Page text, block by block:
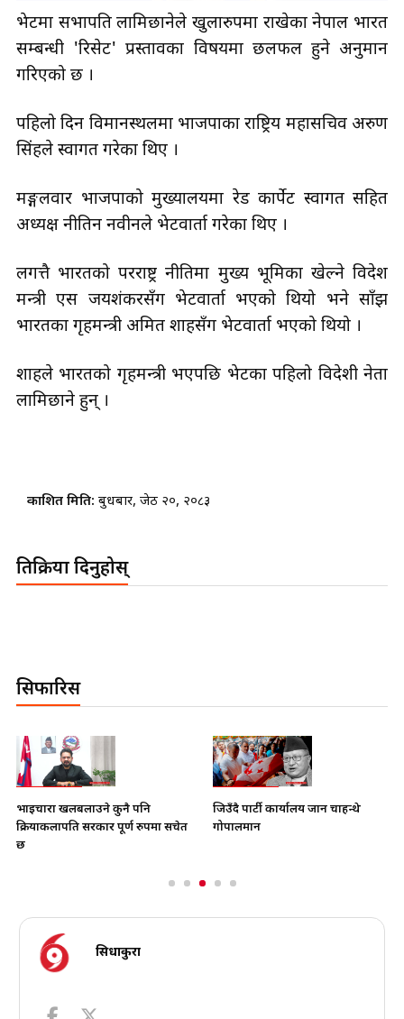
भेटमा सभापति लामिछानेले खुलारुपमा राखेका नेपाल भारत
सम्बन्धी 'रिसेट' प्रस्तावका विषयमा छलफल हुने अनुमान
गरिएको छ ।
पहिलो दिन विमानस्थलमा भाजपाका राष्ट्रिय महासचिव अरुण
सिंहले स्वागत गरेका थिए ।
मङ्गलवार भाजपाको मुख्यालयमा रेड कार्पेट स्वागत सहित
अध्यक्ष नीतिन नवीनले भेटवार्ता गरेका थिए ।
लगत्तै भारतको परराष्ट्र नीतिमा मुख्य भूमिका खेल्ने विदेश
मन्त्री एस जयशंकरसँग भेटवार्ता भएको थियो भने साँझ
भारतका गृहमन्त्री अमित शाहसँग भेटवार्ता भएको थियो ।
शाहले भारतको गृहमन्त्री भएपछि भेटका पहिलो विदेशी नेता
लामिछाने हुन् ।
प्रकाशित मिति: बुधबार, जेठ २०, २०८३
प्रतिक्रिया दिनुहोस्
सिफारिस
भाइचारा खलबलाउने कुनै पनि
क्रियाकलापप्रति सरकार पूर्ण रुपमा सचेत
छ
जिउँदै पार्टी कार्यालय जान चाहन्थे
गोपालमान
सिधाकुरा